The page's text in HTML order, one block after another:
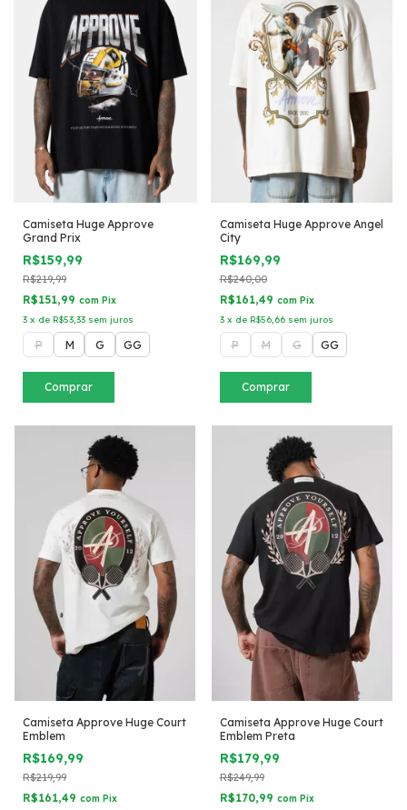
Camiseta Huge Approve
Grand Prix
R$159,99
R$219,99
R$151,99 com Pix
3 x de R$53,33 sem juros
P M G GG
Comprar
Camiseta Huge Approve Angel
City
R$169,99
R$240,00
R$161,49 com Pix
3 x de R$56,66 sem juros
P M G GG
Comprar
Camiseta Approve Huge Court
Emblem
R$169,99
R$219,99
R$161,49 com Pix
Camiseta Approve Huge Court
Emblem Preta
R$179,99
R$249,99
R$170,99 com Pix